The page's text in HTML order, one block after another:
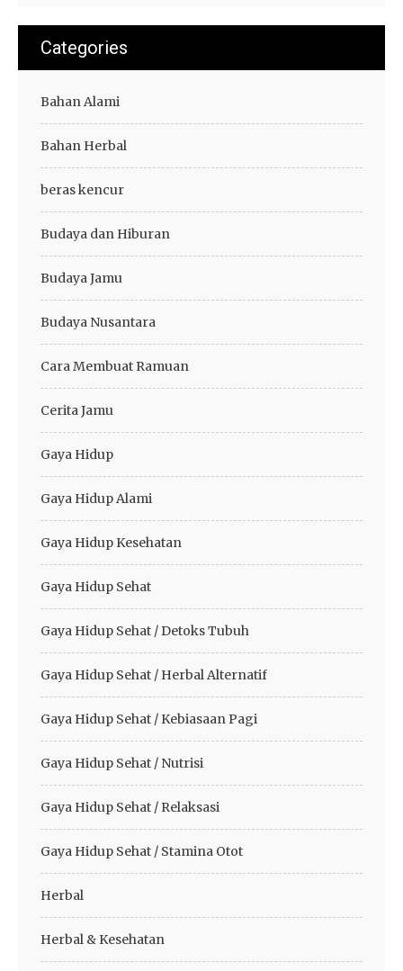
Categories
Bahan Alami
Bahan Herbal
beras kencur
Budaya dan Hiburan
Budaya Jamu
Budaya Nusantara
Cara Membuat Ramuan
Cerita Jamu
Gaya Hidup
Gaya Hidup Alami
Gaya Hidup Kesehatan
Gaya Hidup Sehat
Gaya Hidup Sehat / Detoks Tubuh
Gaya Hidup Sehat / Herbal Alternatif
Gaya Hidup Sehat / Kebiasaan Pagi
Gaya Hidup Sehat / Nutrisi
Gaya Hidup Sehat / Relaksasi
Gaya Hidup Sehat / Stamina Otot
Herbal
Herbal & Kesehatan